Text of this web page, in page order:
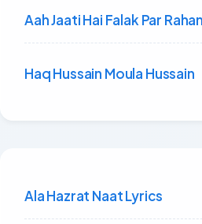
Aah Jaati Hai Falak Par
Haq Hussain Moula Hussain
Ala Hazrat Naat Lyrics